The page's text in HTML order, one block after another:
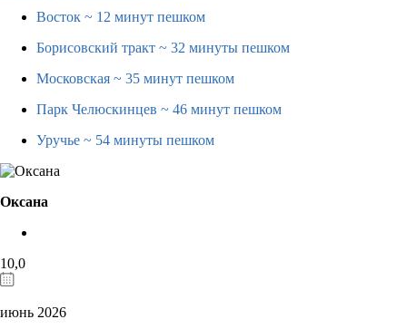
Восток ~ 12 минут пешком
Борисовский тракт ~ 32 минуты пешком
Московская ~ 35 минут пешком
Парк Челюскинцев ~ 46 минут пешком
Уручье ~ 54 минуты пешком
Оксана
10,0
июнь 2026